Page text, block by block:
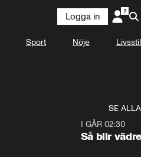
Logga in
Sport Nöje Livsstil
SE ALLA
I GÅR 02:30
Så blir